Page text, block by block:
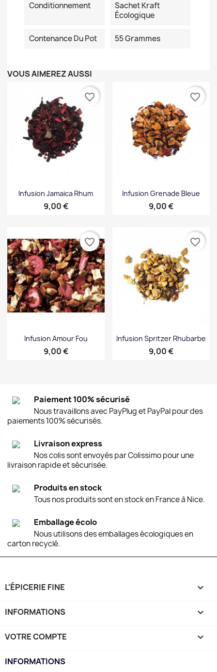
Conditionnement
Sachet Kraft
Écologique
Contenance Du Pot 55 Grammes
VOUS AIMEREZ AUSSI
Infusion Jamaica Rhum
Prix
9,00 €
favorite_border
Infusion Grenade Bleue
Prix
9,00 €
favorite_border
Infusion Amour Fou
Prix
9,00 €
favorite_border
Infusion Spritzer Rhubarbe
Prix
9,00 €
favorite_border
Paiement 100% sécurisé
Nous travaillons avec PayPlug et PayPal pour des
paiements 100% sécurisés.
Livraison express
Nos colis sont envoyés par Colissimo pour une
livraison rapide et sécurisée.
Produits en stock
Tous nos produits sont en stock en France à Nice.
Emballage écolo
Nous utilisons des emballages écologiques en
carton recyclé.
L'ÉPICERIE FINE 
INFORMATIONS 
VOTRE COMPTE 
INFORMATIONS